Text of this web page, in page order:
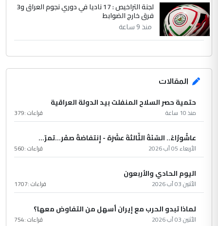
لجنة التراخيص : 17 ناديا في دوري نجوم العراق و3
فرق خارج الضوابط
منذ 9 ساعة
المقالات
حتمية حصر السلاح المنفلت بيد الدولة العراقية
منذ 10 ساعة قراءات :379
عاشُورْاءُ.. السّنَةُ الثّالثةَ عشَرَة - إِنتفاضةُ صفَر…تمرّ...
الأربعاء 05 آب 2026 قراءات :560
اليوم الحادي والأربعون
الأثنين 03 آب 2026 قراءات :1707
لماذا تبدو الحرب مع إيران أسهل من التفاوض معها؟
الأثنين 03 آب 2026 قراءات :754